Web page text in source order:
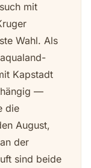
mit
Wahl. Als
Kapstadt
—
die
August,
der
sind beide